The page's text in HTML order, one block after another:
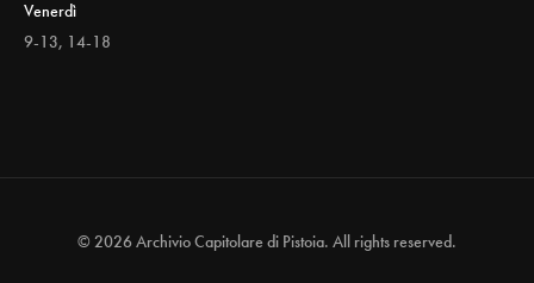
Venerdì
9-13, 14-18
© 2026 Archivio Capitolare di Pistoia. All rights reserved.